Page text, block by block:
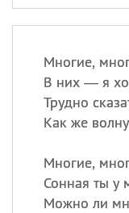
Многие,
В них — я
Трудно
Как же
Многие,
Сонная ты у
Можно ли